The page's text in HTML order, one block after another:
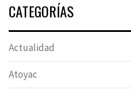
CATEGORÍAS
Actualidad
Atoyac